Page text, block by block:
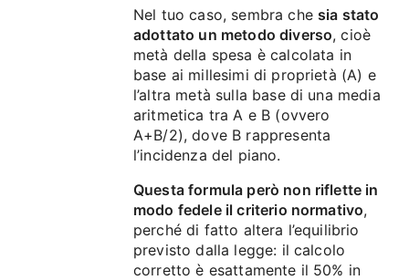
Nel tuo caso, sembra che sia stato
adottato un metodo diverso, cioè
metà della spesa è calcolata in
base ai millesimi di proprietà (A) e
l’altra metà sulla base di una media
aritmetica tra A e B (ovvero
A+B/2), dove B rappresenta
l’incidenza del piano.
Questa formula però non riflette in
modo fedele il criterio normativo,
perché di fatto altera l’equilibrio
previsto dalla legge: il calcolo
corretto è esattamente il 50% in